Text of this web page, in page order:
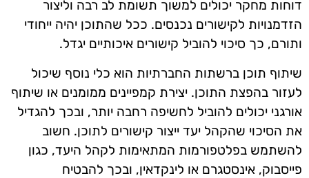
דוחות מחקר יכולים למשוך תשומת לב רבה וליצור
הזדמנויות לקישורים נכנסים. ככל שהתוכן יהיה ייחודי
ותורם, כך סיכוי להוביל קישורים איכותיים יגדל.
שיתוף תוכן ברשתות החברתיות הוא כלי נוסף שיכול
לעזור בהפצת התוכן. יצירת קמפיינים ממומנים או שיתוף
אורגני יכולים להוביל לחשיפה רחבה יותר, ובכך להגדיל
את הסיכוי שהקהל יעד ייצור קישורים לתוכן. חשוב
להשתמש בפלטפורמות המתאימות לקהל היעד, כגון
פייסבוק, אינסטגרם או לינקדאין, ובכך להבטיח